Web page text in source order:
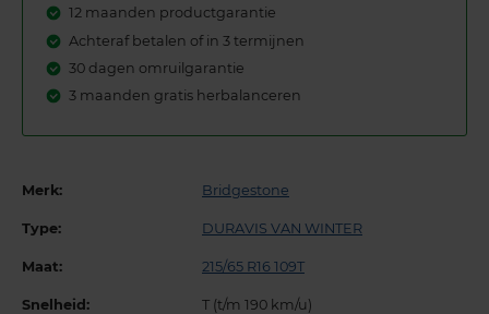
12 maanden productgarantie
Achteraf betalen of in 3 termijnen
30 dagen omruilgarantie
3 maanden gratis herbalanceren
Merk: Bridgestone
Type: DURAVIS VAN WINTER
Maat: 215/65 R16 109T
Snelheid: T (t/m 190 km/u)